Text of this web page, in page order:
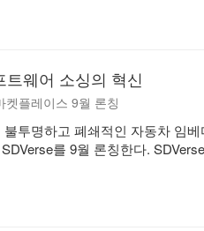
트웨어 소싱의 혁신
플레이스 9월 론칭
투명하고 폐쇄적인 자동차 임
를 9월 론칭한다.